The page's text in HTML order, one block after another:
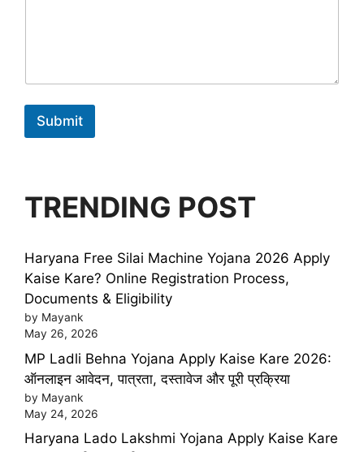
Submit
TRENDING POST
Haryana Free Silai Machine Yojana 2026 Apply
Kaise Kare? Online Registration Process,
Documents & Eligibility
by Mayank
May 26, 2026
MP Ladli Behna Yojana Apply Kaise Kare 2026:
ऑनलाइन आवेदन, पात्रता, दस्तावेज और पूरी प्रक्रिया
by Mayank
May 24, 2026
Haryana Lado Lakshmi Yojana Apply Kaise Kare